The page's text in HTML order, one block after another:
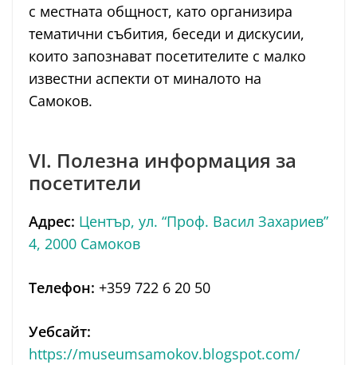
с местната общност, като организира
тематични събития, беседи и дискусии,
които запознават посетителите с малко
известни аспекти от миналото на
Самоков.
VI. Полезна информация за
посетители
Адрес: Център, ул. “Проф. Васил Захариев”
4, 2000 Самоков
Телефон: +359 722 6 20 50
Уебсайт:
https://museumsamokov.blogspot.com/